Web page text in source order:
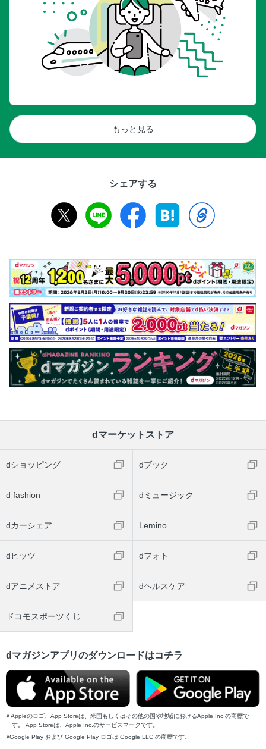
もっと見る
シェアする
dマーケットストア
dショッピング dブック
d fashion dミュージック
dカーシェア Lemino
dヒッツ dフォト
dアニメストア dヘルスケア
ドコモスポーツくじ
dマガジンアプリのダウンロードはコチラ
Appleのロゴ、App Storeは、米国もしくはその他の国や地域におけるApple Inc.の商標で
す。 App Storeは、Apple Inc.のサービスマークです。
Google Play および Google Play ロゴは Google LLC の商標です。